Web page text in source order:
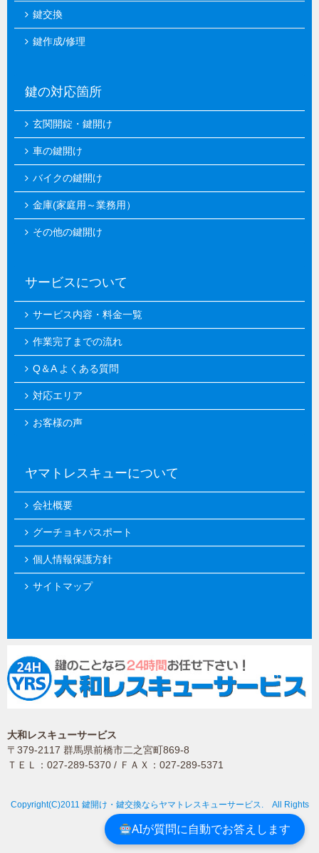
鍵交換
鍵作成/修理
鍵の対応箇所
玄関開錠・鍵開け
車の鍵開け
バイクの鍵開け
金庫(家庭用～業務用）
その他の鍵開け
サービスについて
サービス内容・料金一覧
作業完了までの流れ
Q＆A よくある質問
対応エリア
お客様の声
ヤマトレスキューについて
会社概要
グーチョキパスポート
個人情報保護方針
サイトマップ
大和レスキューサービス
〒379-2117 群馬県前橋市二之宮町869-8
ＴＥＬ：027-289-5370 / ＦＡＸ：027-289-5371
Copyright(C)2011 鍵開け・鍵交換ならヤマトレスキューサービス. All Rights
AIが質問に自動でお答えします